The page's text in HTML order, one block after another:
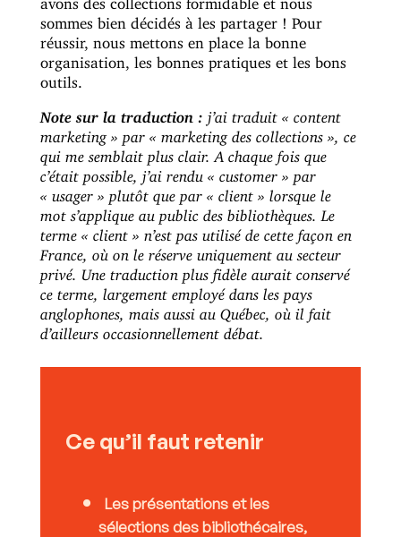
sommes bien décidés à les partager ! Pour
réussir, nous mettons en place la bonne
organisation, les bonnes pratiques et les bons
outils.
Note sur la traduction : j’ai traduit « content
marketing » par « marketing des collections », ce
qui me semblait plus clair. A chaque fois que
c’était possible, j’ai rendu « customer » par
« usager » plutôt que par « client » lorsque le
mot s’applique au public des bibliothèques. Le
terme « client » n’est pas utilisé de cette façon en
France, où on le réserve uniquement au secteur
privé. Une traduction plus fidèle aurait conservé
ce terme, largement employé dans les pays
anglophones, mais aussi au Québec, où il fait
d’ailleurs occasionnellement débat.
Ce qu’il faut retenir
Les présentations et les
sélections des bibliothécaires,